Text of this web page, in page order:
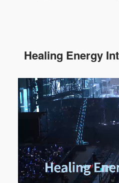
Healing Energy